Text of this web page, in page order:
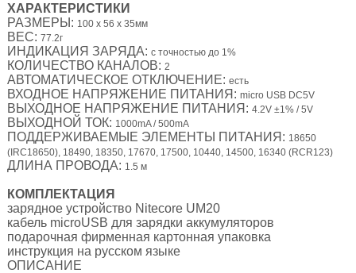
ХАРАКТЕРИСТИКИ
РАЗМЕРЫ: 100 х 56 х 35мм
ВЕС: 77.2г
ИНДИКАЦИЯ ЗАРЯДА: с точностью до 1%
КОЛИЧЕСТВО КАНАЛОВ: 2
АВТОМАТИЧЕСКОЕ ОТКЛЮЧЕНИЕ: есть
ВХОДНОЕ НАПРЯЖЕНИЕ ПИТАНИЯ: micro USB DC5V
ВЫХОДНОЕ НАПРЯЖЕНИЕ ПИТАНИЯ: 4.2V ±1% / 5V
ВЫХОДНОЙ ТОК: 1000mA / 500mA
ПОДДЕРЖИВАЕМЫЕ ЭЛЕМЕНТЫ ПИТАНИЯ: 18650
(IRC18650), 18490, 18350, 17670, 17500, 10440, 14500, 16340 (RCR123)
ДЛИНА ПРОВОДА: 1.5 м
КОМПЛЕКТАЦИЯ
зарядное устройство Nitecore UM20
кабель microUSB для зарядки аккумуляторов
подарочная фирменная картонная упаковка
инструкция на русском языке
ОПИСАНИЕ